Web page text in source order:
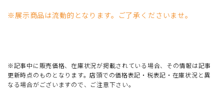
※展示商品は流動的となります。ご了承くださいませ。
※記事中に販売価格、在庫状況が掲載されている場合、その情報は記事
更新時点のものとなります。店頭での価格表記・税表記・在庫状況と異
なる場合がございますので、ご注意下さい。